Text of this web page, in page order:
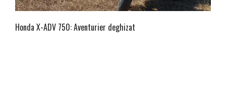
Honda X-ADV 750: Aventurier deghizat